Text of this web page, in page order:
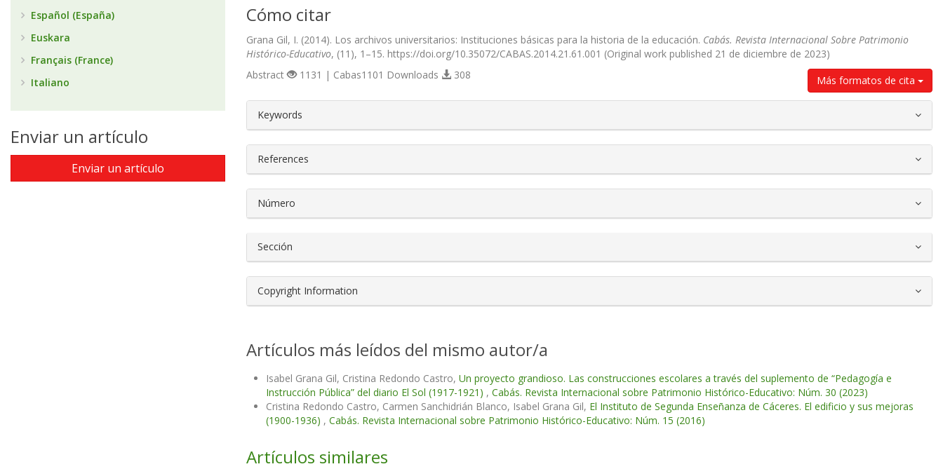
Cómo citar
Grana Gil, I. (2014). Los archivos universitarios: Instituciones básicas para la historia de la educación. Cabás. Revista Internacional Sobre Patrimonio
Histórico-Educativo, (11), 1–15. https://doi.org/10.35072/CABAS.2014.21.61.001 (Original work published 21 de diciembre de 2023)
Más formatos de cita
Abstract 1131 | Cabas1101 Downloads 308
##plugins.themes.bootstrap3.article.details##
Keywords
References
Número
Sección
Copyright Information
Artículos más leídos del mismo autor/a
Isabel Grana Gil, Cristina Redondo Castro, Un proyecto grandioso. Las construcciones escolares a través del suplemento de “Pedagogía e
Instrucción Pública” del diario El Sol (1917-1921) , Cabás. Revista Internacional sobre Patrimonio Histórico-Educativo: Núm. 30 (2023)
Cristina Redondo Castro, Carmen Sanchidrián Blanco, Isabel Grana Gil, El Instituto de Segunda Enseñanza de Cáceres. El edificio y sus mejoras
(1900-1936) , Cabás. Revista Internacional sobre Patrimonio Histórico-Educativo: Núm. 15 (2016)
Artículos similares
Español (España)
Euskara
Français (France)
Italiano
Enviar un artículo
Enviar un artículo